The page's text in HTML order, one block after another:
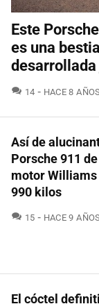
Este
es una
14 COMENTARIOS
HACE 8
Así de
Porsche 911
motor Williams
990 kilos
15 COMENTARIOS
HACE 9
El cóctel